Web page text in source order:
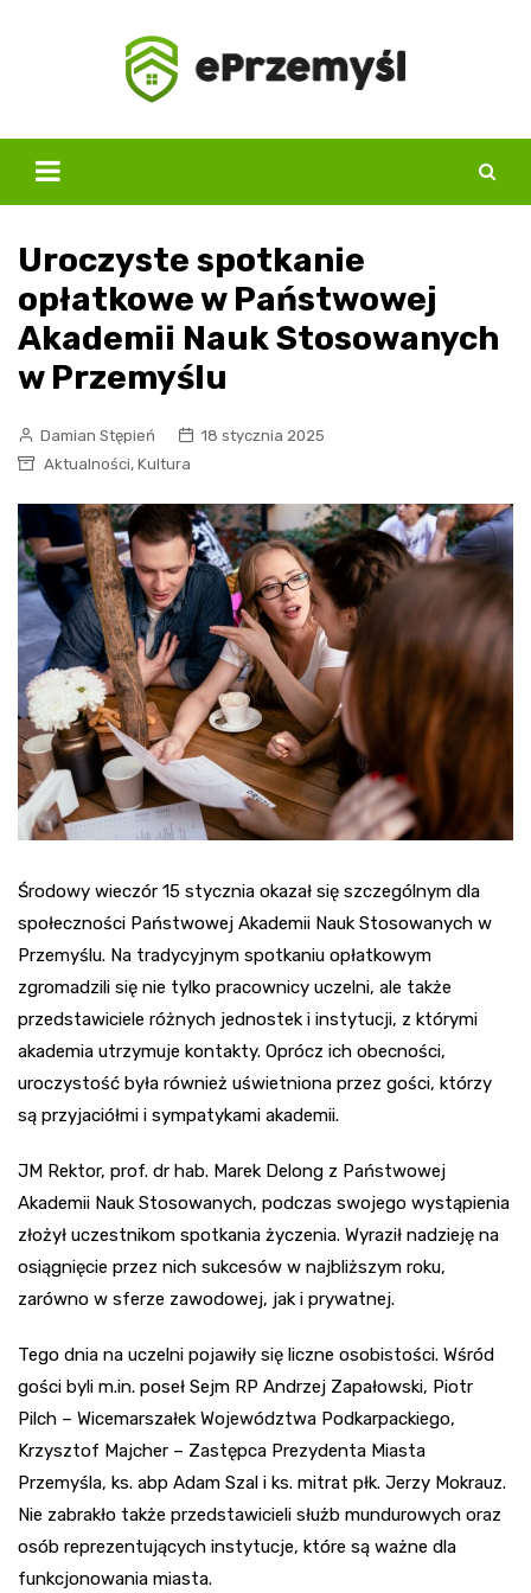
Uroczyste spotkanie
opłatkowe w Państwowej
Akademii Nauk Stosowanych
w Przemyślu
Damian Stępień
18 stycznia 2025
Aktualności, Kultura
Środowy wieczór 15 stycznia okazał się szczególnym dla
społeczności Państwowej Akademii Nauk Stosowanych w
Przemyślu. Na tradycyjnym spotkaniu opłatkowym
zgromadzili się nie tylko pracownicy uczelni, ale także
przedstawiciele różnych jednostek i instytucji, z którymi
akademia utrzymuje kontakty. Oprócz ich obecności,
uroczystość była również uświetniona przez gości, którzy
są przyjaciółmi i sympatykami akademii.
JM Rektor, prof. dr hab. Marek Delong z Państwowej
Akademii Nauk Stosowanych, podczas swojego wystąpienia
złożył uczestnikom spotkania życzenia. Wyraził nadzieję na
osiągnięcie przez nich sukcesów w najbliższym roku,
zarówno w sferze zawodowej, jak i prywatnej.
Tego dnia na uczelni pojawiły się liczne osobistości. Wśród
gości byli m.in. poseł Sejm RP Andrzej Zapałowski, Piotr
Pilch – Wicemarszałek Województwa Podkarpackiego,
Krzysztof Majcher – Zastępca Prezydenta Miasta
Przemyśla, ks. abp Adam Szal i ks. mitrat płk. Jerzy Mokrauz.
Nie zabrakło także przedstawicieli służb mundurowych oraz
osób reprezentujących instytucje, które są ważne dla
funkcjonowania miasta.